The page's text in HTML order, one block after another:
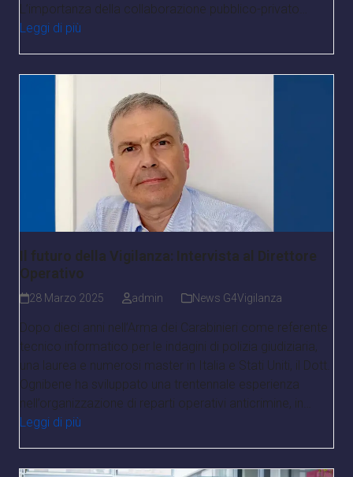
L’importanza della collaborazione pubblico-privato…
Leggi di più
Il futuro della Vigilanza: Intervista al Direttore
Operativo
28 Marzo 2025 admin News G4Vigilanza
Dopo dieci anni nell’Arma dei Carabinieri come referente
tecnico informatico per le indagini di polizia giudiziaria,
una laurea e numerosi master in Italia e Stati Uniti, il Dott.
Ognibene ha sviluppato una trentennale esperienza
nell’organizzazione di reparti operativi anticrimine, in…
Leggi di più